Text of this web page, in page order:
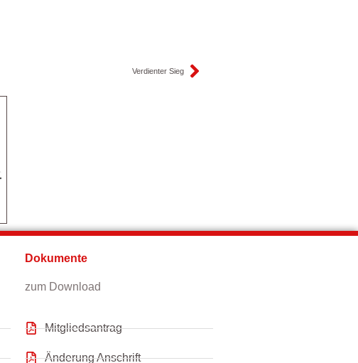
Verdienter Sieg
Dokumente
zum Download
Mitgliedsantrag
Änderung Anschrift